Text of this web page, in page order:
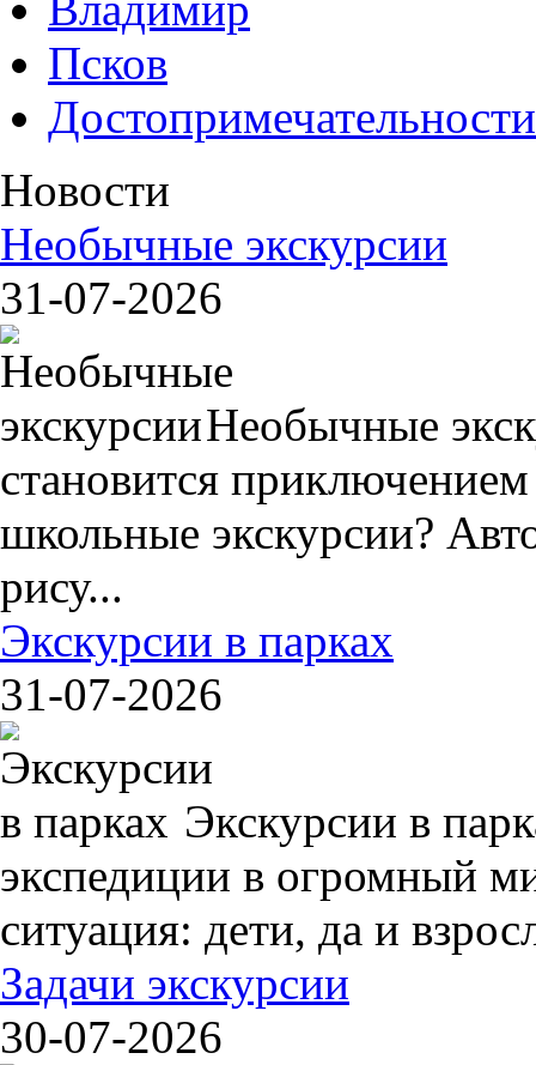
Псков
Достопримечательности
Новости
Необычные экскурсии
31-07-2026
Необычные
становится
школьные экскурсии?
рису...
Экскурсии в парках
31-07-2026
Экскурсии в
экспедиции в огромный
ситуация: дети, да и
Задачи экскурсии
30-07-2026